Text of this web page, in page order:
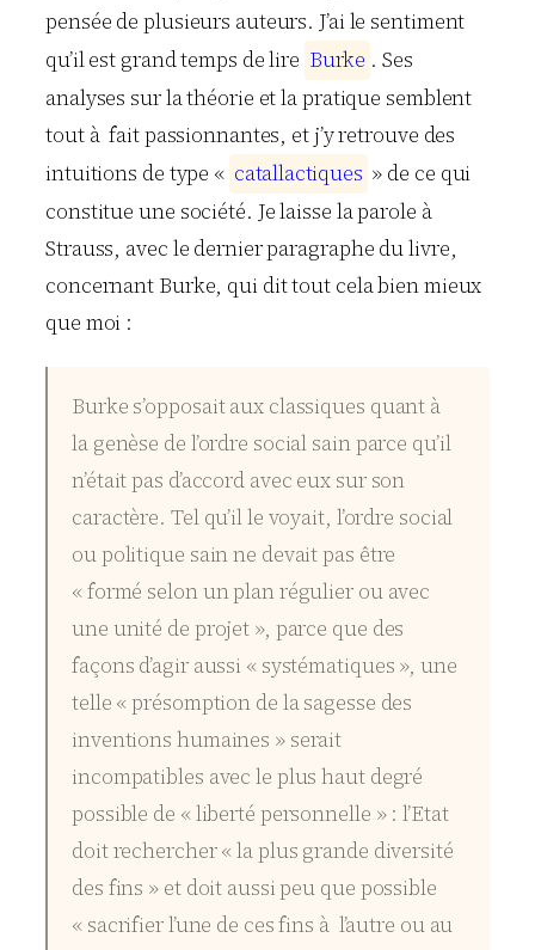
pensée de plusieurs auteurs. J’ai le sentiment
qu’il est grand temps de lire Burke . Ses
analyses sur la théorie et la pratique semblent
tout à fait passionnantes, et j’y retrouve des
intuitions de type « catallactiques » de ce qui
constitue une société. Je laisse la parole à
Strauss, avec le dernier paragraphe du livre,
concernant Burke, qui dit tout cela bien mieux
que moi :
Burke s’opposait aux classiques quant à
la genèse de l’ordre social sain parce qu’il
n’était pas d’accord avec eux sur son
caractère. Tel qu’il le voyait, l’ordre social
ou politique sain ne devait pas être
« formé selon un plan régulier ou avec
une unité de projet », parce que des
façons d’agir aussi « systématiques », une
telle « présomption de la sagesse des
inventions humaines » serait
incompatibles avec le plus haut degré
possible de « liberté personnelle » : l’Etat
doit rechercher « la plus grande diversité
des fins » et doit aussi peu que possible
« sacrifier l’une de ces fins à l’autre ou au